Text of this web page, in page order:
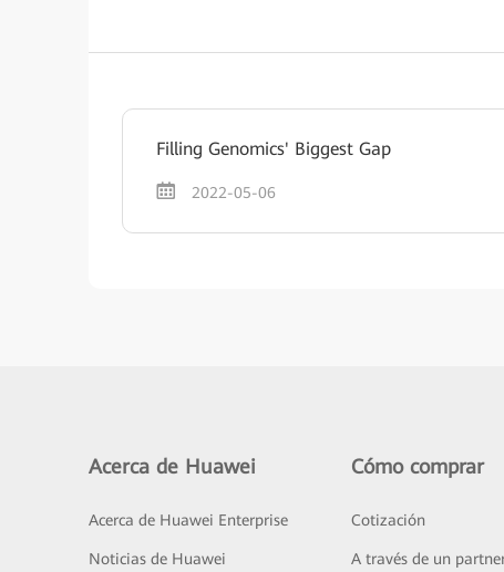
Filling Genomics' Biggest Gap
2022-05-06
Acerca de Huawei
Acerca de Huawei Enterprise
Noticias de Huawei
Cómo comprar
Cotización
A través de un